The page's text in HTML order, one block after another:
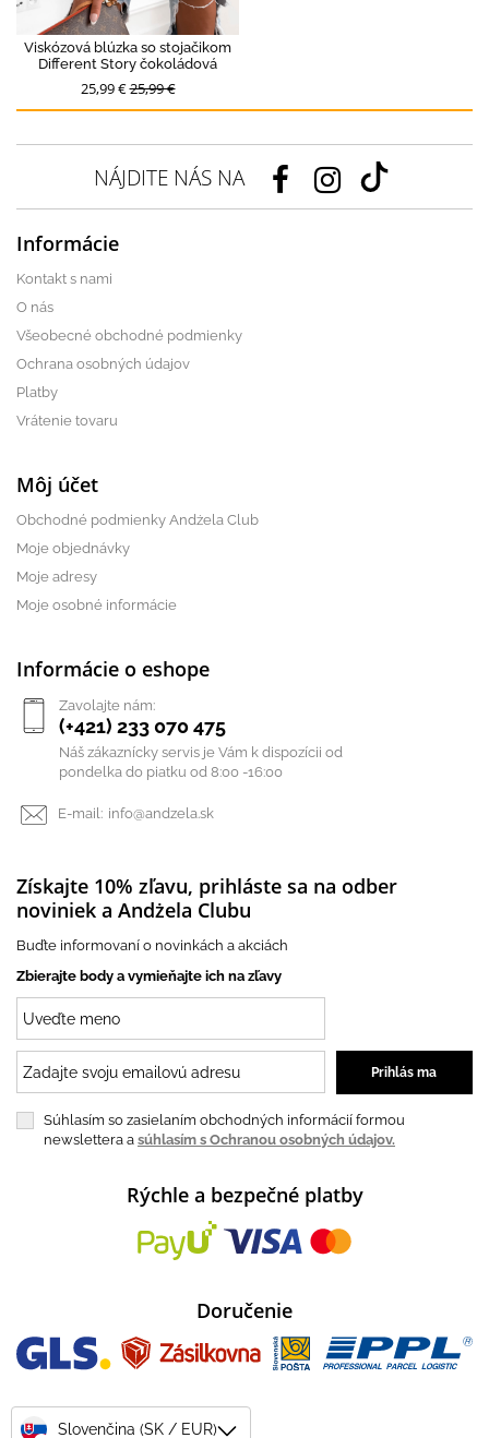
Viskózová blúzka so stojačikom
Different Story čokoládová
25,99 €25,99 €
NÁJDITE NÁS NA
Informácie
Kontakt s nami
O nás
Všeobecné obchodné podmienky
Ochrana osobných údajov
Platby
Vrátenie tovaru
Môj účet
Obchodné podmienky Andżela Club
Moje objednávky
Moje adresy
Moje osobné informácie
Informácie o eshope
Zavolajte nám:
(+421) 233 070 475
Náš zákaznícky servis je Vám k dispozícii od
pondelka do piatku od 8:00 -16:00
E-mail: info@andzela.sk
Získajte 10% zľavu, prihláste sa na odber
noviniek a Andżela Clubu
Buďte informovaní o novinkách a akciách
Zbierajte body a vymieňajte ich na zľavy
Súhlasím so zasielaním obchodných informácií formou
newslettera a súhlasím s Ochranou osobných údajov.
Rýchle a bezpečné platby
Doručenie
Slovenčina (SK / EUR)